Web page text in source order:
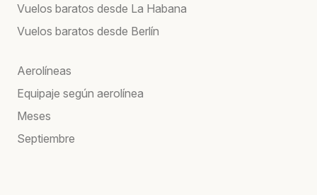
Vuelos baratos desde La Habana
Vuelos baratos desde Berlín
Aerolíneas
Equipaje según aerolínea
Meses
Septiembre